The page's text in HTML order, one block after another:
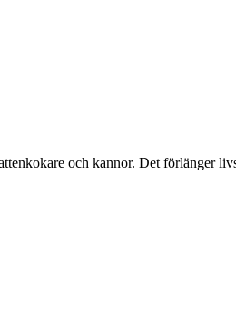
och kannor. Det förlänger